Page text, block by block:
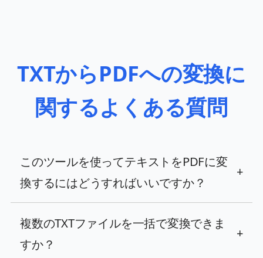
TXTからPDFへの変換に
関するよくある質問
このツールを使ってテキストをPDFに変
換するにはどうすればいいですか？
+
複数のTXTファイルを一括で変換できま
すか？
+